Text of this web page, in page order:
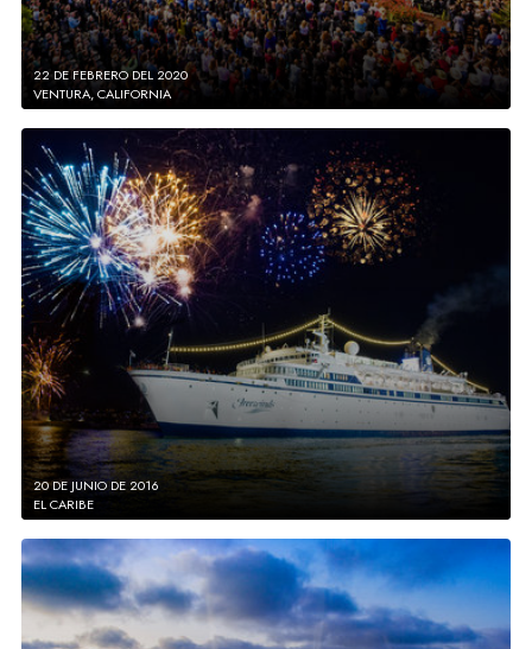
22 DE FEBRERO DEL 2020
VENTURA, CALIFORNIA
20 DE JUNIO DE 2016
EL CARIBE